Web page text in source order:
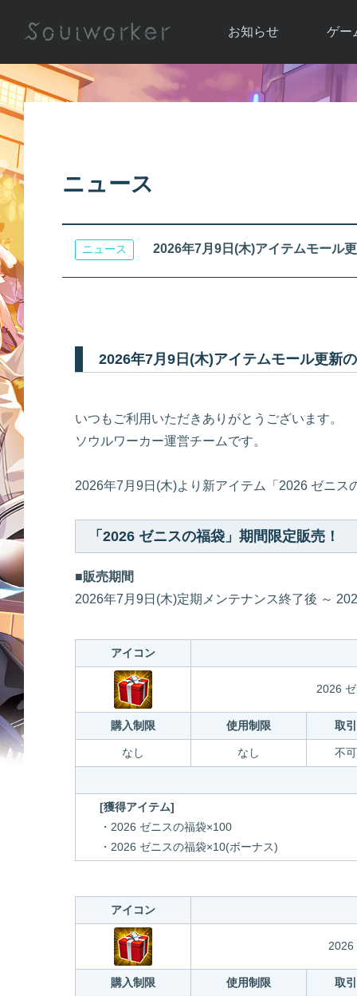
お知らせ
お知らせ一覧
ゲー
ソウ
アップ
ニュース
ニュース 2026年7月9日(木)アイテムモール
2026年7月9日(木)アイテムモール更新
いつもご利用いただきありがとうございます。
ソウルワーカー運営チームです。
2026年7月9日(木)より新アイテム「2026 ゼニ
「2026 ゼニスの福袋」期間限定販売！
■販売期間
2026年7月9日(木)定期メンテナンス終了後 ～
アイコン
2026
購入制限 使用制限 取引
なし なし 不可
[獲得アイテム]
・2026 ゼニスの福袋×100
・2026 ゼニスの福袋×10(ボーナス)
アイコン
2026
購入制限 使用制限 取引